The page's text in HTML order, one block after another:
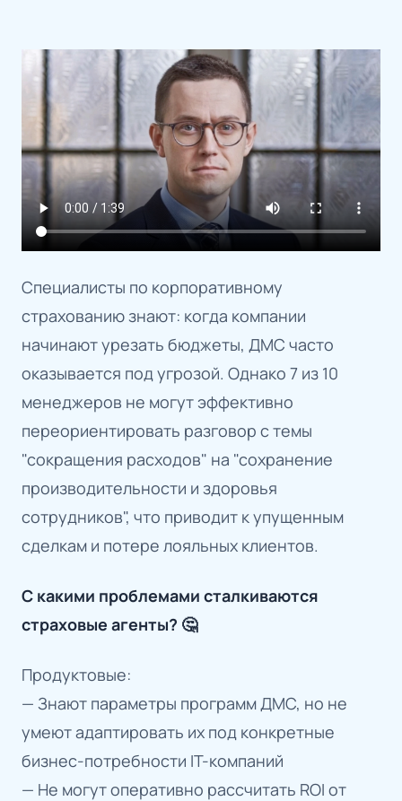
Специалисты по корпоративному
страхованию знают: когда компании
начинают урезать бюджеты, ДМС часто
оказывается под угрозой. Однако 7 из 10
менеджеров не могут эффективно
переориентировать разговор с темы
"сокращения расходов" на "сохранение
производительности и здоровья
сотрудников", что приводит к упущенным
сделкам и потере лояльных клиентов.
С какими проблемами сталкиваются
страховые агенты? 🤔
Продуктовые:
— Знают параметры программ ДМС, но не
умеют адаптировать их под конкретные
бизнес-потребности IT-компаний
— Не могут оперативно рассчитать ROI от